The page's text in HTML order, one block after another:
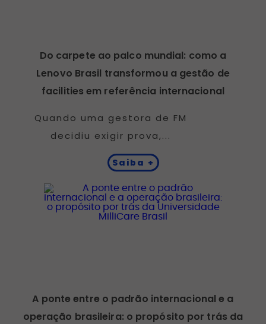
Do carpete ao palco mundial: como a
Lenovo Brasil transformou a gestão de
facilities em referência internacional
Quando uma gestora de FM
decidiu exigir prova,...
Saiba +
A ponte entre o padrão internacional e a
operação brasileira: o propósito por trás da